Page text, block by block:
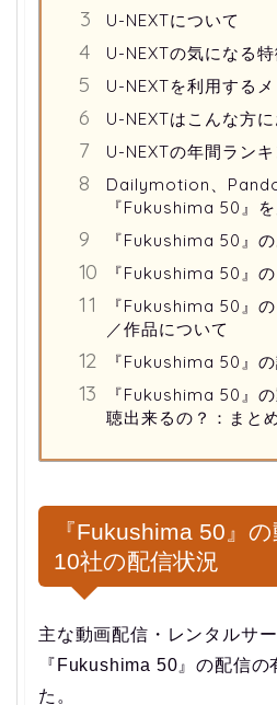
U-NEXTについて
U-NEXTの気になる
U-NEXTを利用する
U-NEXTはこんな方
U-NEXTの年間ラン
Dailymotion、
『Fukushima 50』
『Fukushima 50』
『Fukushima 50』
『Fukushima 50』
／作品について
『Fukushima 50』
『Fukushima 50』
聴出来るの？：まと
『Fukushima 50』
10社の配信状況
主な動画配信・レンタルサ
『Fukushima 50』の配信の
た。